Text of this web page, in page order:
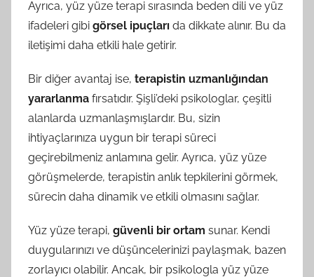
Ayrıca, yüz yüze terapi sırasında beden dili ve yüz
ifadeleri gibi görsel ipuçları da dikkate alınır. Bu da
iletişimi daha etkili hale getirir.
Bir diğer avantaj ise, terapistin uzmanlığından
yararlanma fırsatıdır. Şişli’deki psikologlar, çeşitli
alanlarda uzmanlaşmışlardır. Bu, sizin
ihtiyaçlarınıza uygun bir terapi süreci
geçirebilmeniz anlamına gelir. Ayrıca, yüz yüze
görüşmelerde, terapistin anlık tepkilerini görmek,
sürecin daha dinamik ve etkili olmasını sağlar.
Yüz yüze terapi, güvenli bir ortam sunar. Kendi
duygularınızı ve düşüncelerinizi paylaşmak, bazen
zorlayıcı olabilir. Ancak, bir psikologla yüz yüze